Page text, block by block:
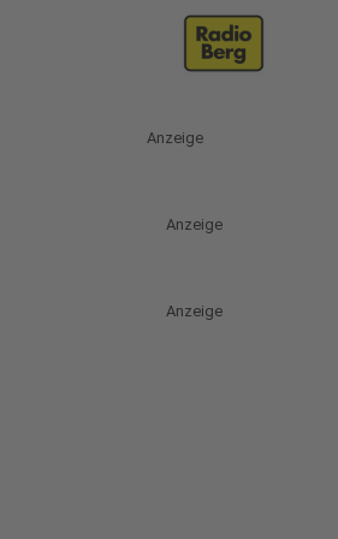
Anzeige
Anzeige
Anzeige